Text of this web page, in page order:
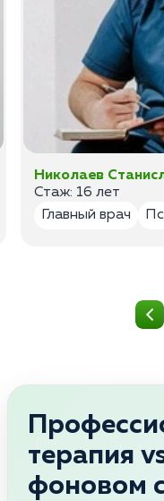
Николаев
Стаж: 16 лет
Главный врач
терапия
фоновом